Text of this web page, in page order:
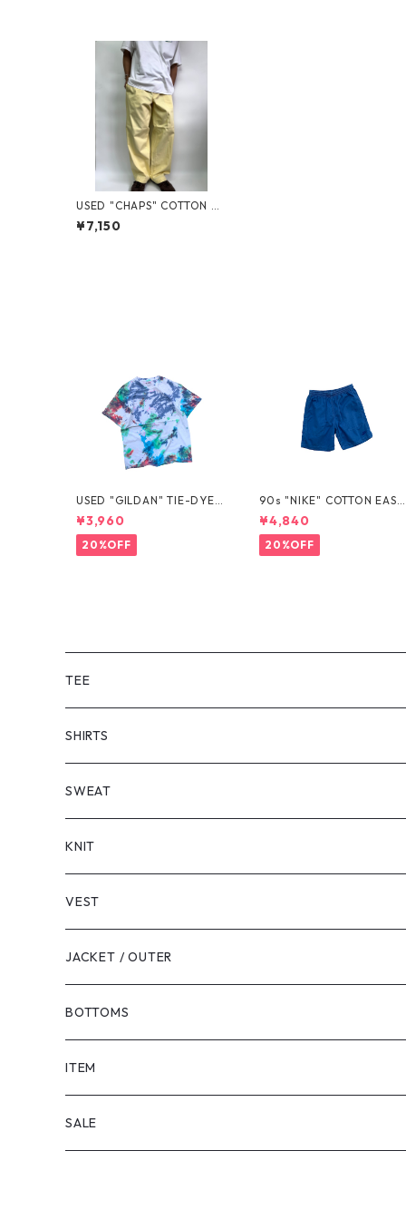
USED "CHAPS" COTTON C
HINO
¥7,150
USED "GILDAN" TIE-DYE T
EE
¥3,960
20%OFF
90s "NIKE" COTTON EASY
SHORTS
¥4,840
20%OFF
TEE
SHORT SLEEVE
LONG SLEEVE
SHIRTS
SHORT SLEEVE
LONG SLEEVE
SWEAT
KNIT
VEST
JACKET / OUTER
BOTTOMS
SHORTS
PANTS
ITEM
SALE